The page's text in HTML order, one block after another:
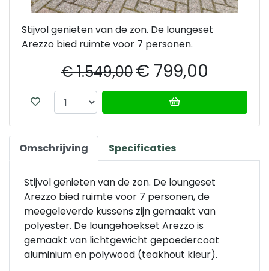
Stijvol genieten van de zon. De loungeset
Arezzo bied ruimte voor 7 personen.
€ 1.549,00€ 799,00
Omschrijving Specificaties
Stijvol genieten van de zon. De loungeset
Arezzo bied ruimte voor 7 personen, de
meegeleverde kussens zijn gemaakt van
polyester. De loungehoekset Arezzo is
gemaakt van lichtgewicht gepoedercoat
aluminium en polywood (teakhout kleur).